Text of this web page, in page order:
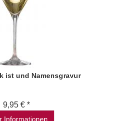
ist und Namensgravur
9,95 € *
Informationen